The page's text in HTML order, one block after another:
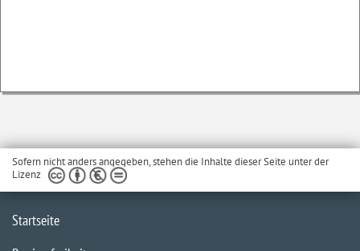
Sofern nicht anders angegeben, stehen die Inhalte dieser Seite unter der
Lizenz
Startseite